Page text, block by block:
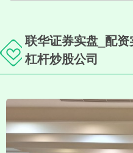
联华证券实盘_配
杠杆炒股公司